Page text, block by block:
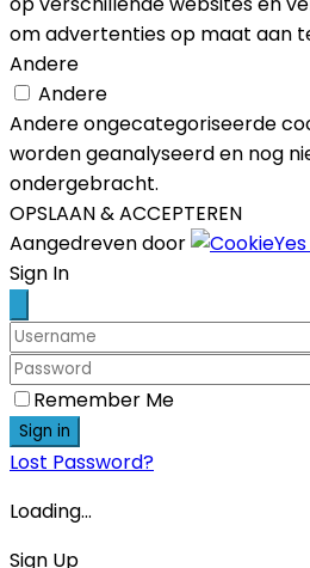
om advertenties op maat aan
Andere
Andere
Andere ongecategoriseerde
worden geanalyseerd en nog
ondergebracht.
OPSLAAN & ACCEPTEREN
Aangedreven door
Scroll
Sign In
Remember Me
Sign in
Lost Password?
Loading...
Sign Up